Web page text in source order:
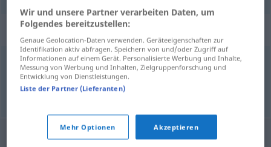
Synonyme für "Zartheit"
Schwäche,Gebrechlichkeit
Wir und unsere Partner verarbeiten Daten, um
Folgendes bereitzustellen:
Genaue Geolocation-Daten verwenden. Geräteeigenschaften zur
Identifikation aktiv abfragen. Speichern von und/oder Zugriff auf
Informationen auf einem Gerät. Personalisierte Werbung und Inhalte,
Messung von Werbung und Inhalten, Zielgruppenforschung und
Entwicklung von Dienstleistungen.
Liste der Partner (Lieferanten)
Mehr Optionen Akzeptieren